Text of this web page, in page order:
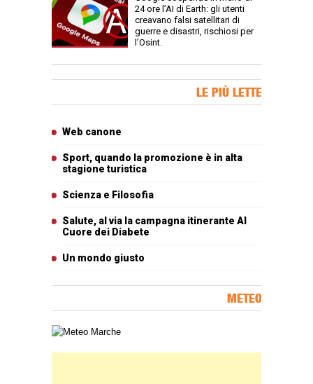
24 ore l’AI di Earth: gli utenti
creavano falsi satellitari di
guerre e disastri, rischiosi per
l’Osint.
LE PIÙ LETTE
Web canone
Sport, quando la promozione è in alta
stagione turistica
Scienza e Filosofia
Salute, al via la campagna itinerante Al
Cuore dei Diabete
Un mondo giusto
METEO
Carta meteorologica delle Marche